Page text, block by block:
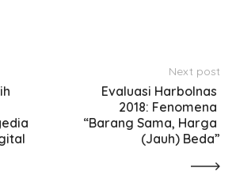
Next post
Evaluasi Harbolnas
2018: Fenomena
“Barang Sama, Harga
(Jauh) Beda”